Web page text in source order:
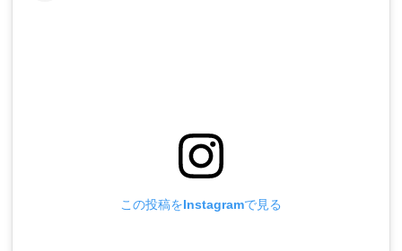
この投稿をInstagramで見る